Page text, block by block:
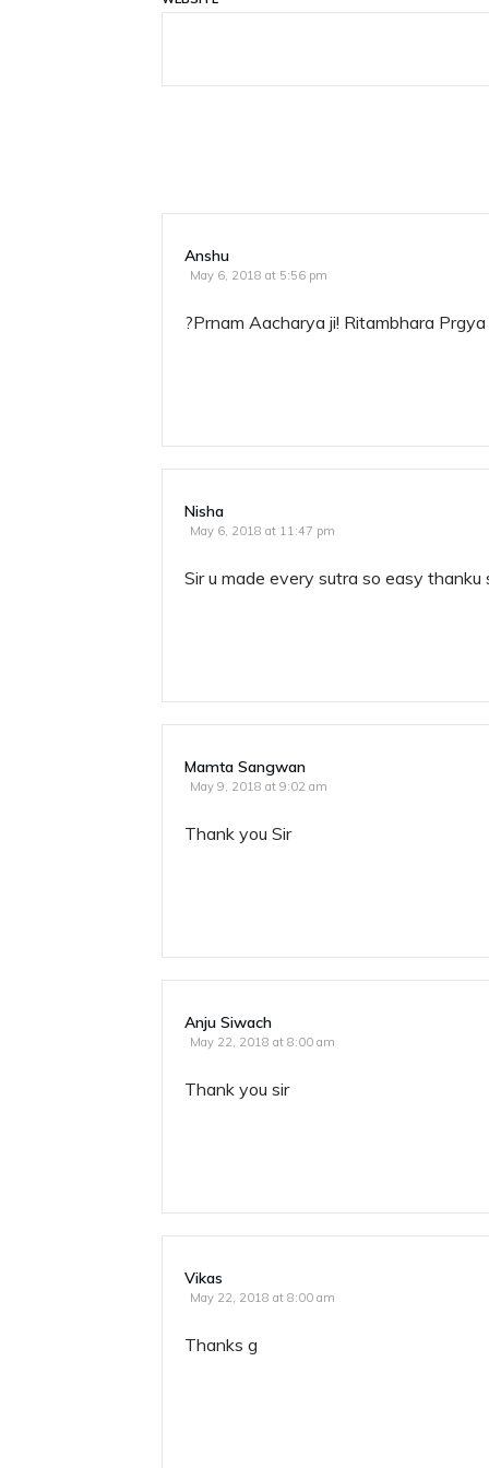
Anshu
May 6, 2018 at 5:56 pm
?Prnam Aacharya ji! Ritambhara
Nisha
May 6, 2018 at 11:47 pm
Sir u made every sutra so easy thanku
Mamta Sangwan
May 9, 2018 at 9:02 am
Thank you Sir
Anju Siwach
May 22, 2018 at 8:00 am
Thank you sir
Vikas
May 22, 2018 at 8:00 am
Thanks g